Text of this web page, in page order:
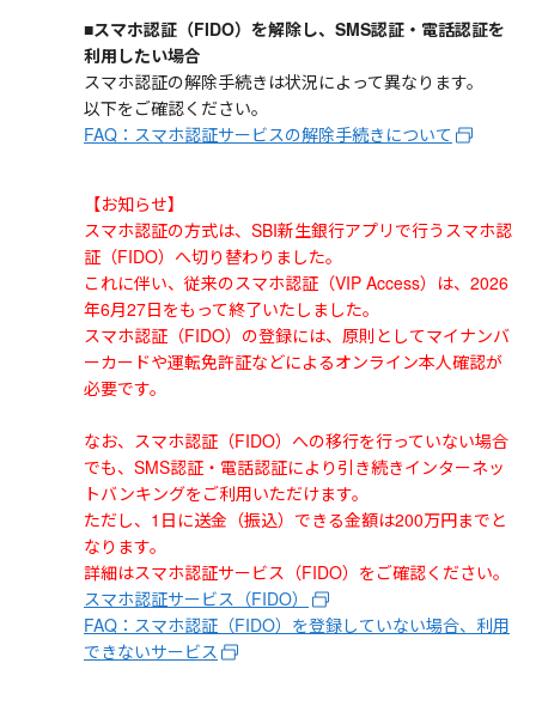
■スマホ認証（FIDO）を解除し、SMS認証・電話認証を
利用したい場合
スマホ認証の解除手続きは状況によって異なります。
以下をご確認ください。
FAQ：スマホ認証サービスの解除手続きについて
【お知らせ】
スマホ認証の方式は、SBI新生銀行アプリで行うスマホ認
証（FIDO）へ切り替わりました。
これに伴い、従来のスマホ認証（VIP Access）は、2026
年6月27日をもって終了いたしました。
スマホ認証（FIDO）の登録には、原則としてマイナンバ
ーカードや運転免許証などによるオンライン本人確認が
必要です。
なお、スマホ認証（FIDO）への移行を行っていない場合
でも、SMS認証・電話認証により引き続きインターネッ
トバンキングをご利用いただけます。
ただし、1日に送金（振込）できる金額は200万円までと
なります。
詳細はスマホ認証サービス（FIDO）をご確認ください。
スマホ認証サービス（FIDO）
FAQ：スマホ認証（FIDO）を登録していない場合、利用
できないサービス